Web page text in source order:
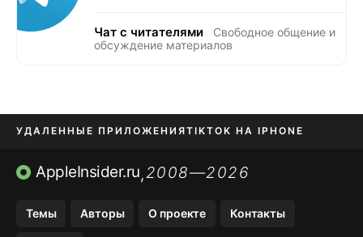
Чат с читателями
Свободное общение и
обсуждение материалов
УДАЛЕННЫЕ ПРИЛОЖЕНИЯTIKTOK НА IPHONE
ПРИЛОЖЕНИЯ БЕЗ APP STORE
AppleInsider.ru,2008—2026
Темы Авторы О проекте Контакты